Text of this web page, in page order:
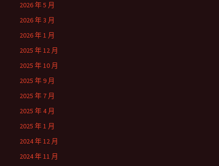
2026 年 5 月
2026 年 3 月
2026 年 1 月
2025 年 12 月
2025 年 10 月
2025 年 9 月
2025 年 7 月
2025 年 4 月
2025 年 1 月
2024 年 12 月
2024 年 11 月